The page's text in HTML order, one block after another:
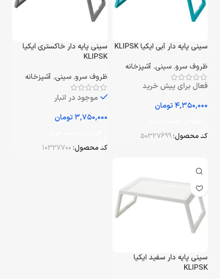
سینی پایه دار آبی ایکیا KLIPSK
ظروف سرو, سینی, آشپزخانه
فعال برای پیش خرید
تومان
کد محصول:50327699
سینی پایه دار خاکستری ایکیا
KLIPSK
ظروف سرو, سینی, آشپزخانه
موجود در انبار
تومان
کد محصول: 10327700
سینی پایه دار سفید ایکیا
KLIPSK